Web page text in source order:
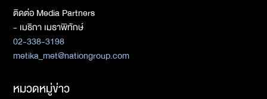
ติดต่อ Media Partners
- เมธิกา เมธาพิทักษ์
02-338-3198
metika_met@nationgroup.com
หมวดหมู่ข่าว